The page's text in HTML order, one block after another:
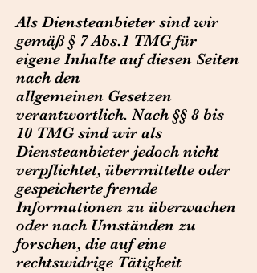
Als Diensteanbieter sind wir
gemäß § 7 Abs.1 TMG für
eigene Inhalte auf diesen Seiten
nach den
allgemeinen Gesetzen
verantwortlich. Nach §§ 8 bis
10 TMG sind wir als
Diensteanbieter jedoch nicht
verpflichtet, übermittelte oder
gespeicherte fremde
Informationen zu überwachen
oder nach Umständen zu
forschen, die auf eine
rechtswidrige Tätigkeit